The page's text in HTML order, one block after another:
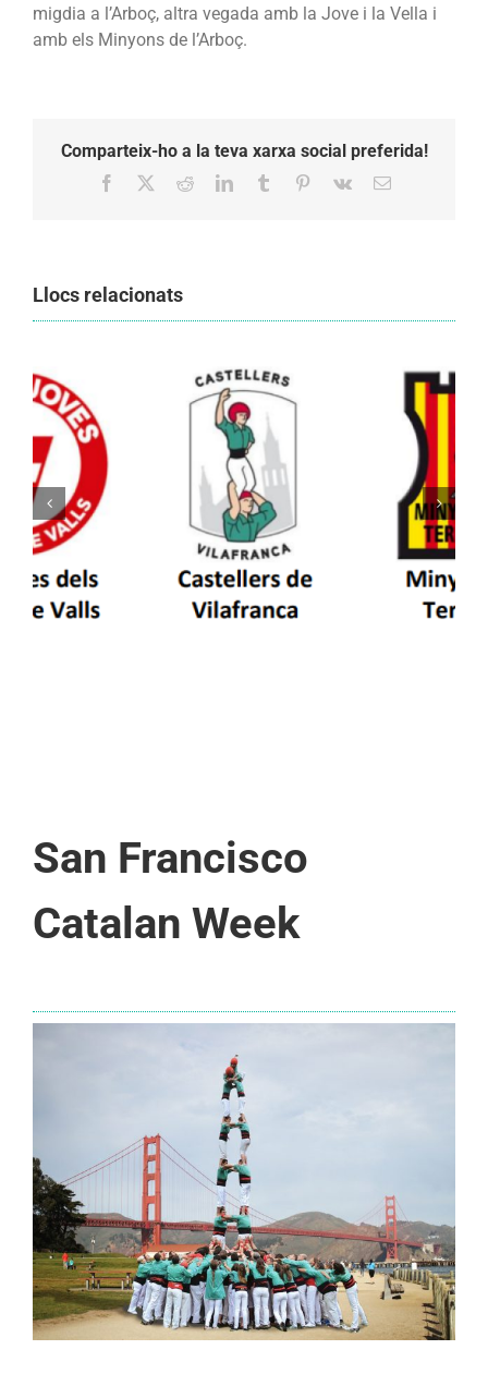
migdia a l’Arboç, altra vegada amb la Jove i la Vella i
amb els Minyons de l’Arboç.
Comparteix-ho a la teva xarxa social preferida!
Facebook RedditLinkedInTumblr Pinterest
Vk Email:
Llocs relacionats
Els Castellers de Vilafranca unieixen tradició i
patrimoni en un viatge de colla a la Vall
d’Aran i a la Vall de Boí
San Francisco
Catalan Week